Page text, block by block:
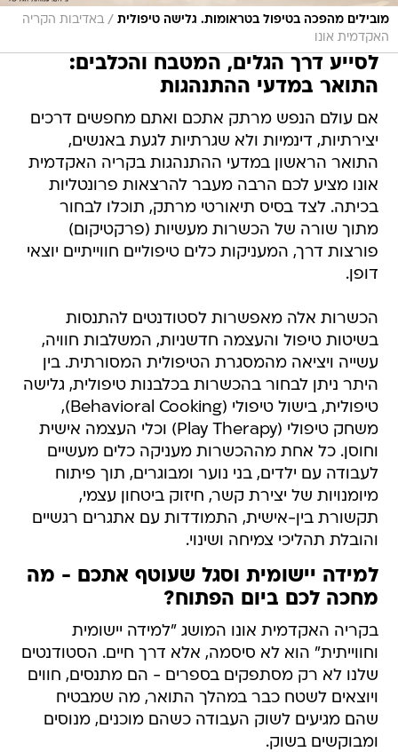
מובילים מהפכה בטיפול בטראומות. גלישה טיפולית / באדיבות הקריה
האקדמית אונו
לסייע דרך הגלים, המטבח והכלבים:
התואר במדעי ההתנהגות
אם עולם הנפש מרתק אתכם ואתם מחפשים דרכים
יצירתיות, דינמיות ולא שגרתיות לגעת באנשים,
התואר הראשון במדעי ההתנהגות בקריה האקדמית
אונו מציע לכם הרבה מעבר להרצאות פרונטליות
בכיתה. לצד בסיס תיאורטי מרתק, תוכלו לבחור
מתוך שורה של הכשרות מעשיות (פרקטיקום)
פורצות דרך, המעניקות כלים טיפוליים חווייתיים יוצאי
דופן.
הכשרות אלה מאפשרות לסטודנטים להתנסות
בשיטות טיפול והעצמה חדשניות, המשלבות חוויה,
עשייה ויציאה מהמסגרת הטיפולית המסורתית. בין
היתר ניתן לבחור בהכשרות בכלבנות טיפולית, גלישה
טיפולית, בישול טיפולי (Behavioral Cooking),
משחק טיפולי (Play Therapy) וכלי העצמה אישית
וחוסן. כל אחת מההכשרות מעניקה כלים מעשיים
לעבודה עם ילדים, בני נוער ומבוגרים, תוך פיתוח
מיומנויות של יצירת קשר, חיזוק ביטחון עצמי,
תקשורת בין-אישית, התמודדות עם אתגרים רגשיים
והובלת תהליכי צמיחה ושינוי.
למידה יישומית וסגל שעוטף אתכם - מה
מחכה לכם ביום הפתוח?
בקריה האקדמית אונו המושג "למידה יישומית
וחווייתית" הוא לא סיסמה, אלא דרך חיים. הסטודנטים
שלנו לא רק מסתפקים בספרים - הם מתנסים, חווים
ויוצאים לשטח כבר במהלך התואר, מה שמבטיח
שהם מגיעים לשוק העבודה כשהם מוכנים, מנוסים
ומבוקשים בשוק.